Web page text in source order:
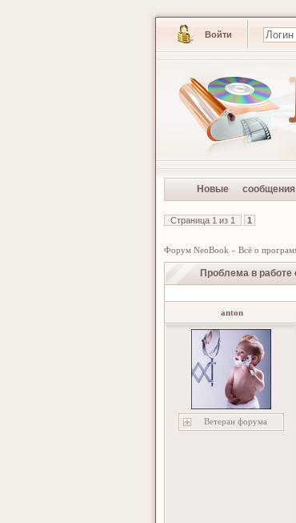
Войти
Новые сообщения
Страница 1 из 1 1
Форум NeoBook » Всё о
Проблема в работе
anton
Ветеран форума